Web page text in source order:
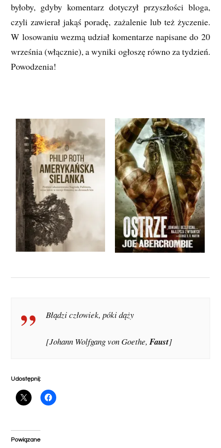
byłoby, gdyby komentarz dotyczył przyszłości bloga,
czyli zawierał jakąś poradę, zażalenie lub też życzenie.
W losowaniu wezmą udział komentarze napisane do 20
września (włącznie), a wyniki ogłoszę równo za tydzień.
Powodzenia!
Błądzi człowiek, póki dąży
[Johann Wolfgang von Goethe,Faust]
Udostępnij:
Powiązane